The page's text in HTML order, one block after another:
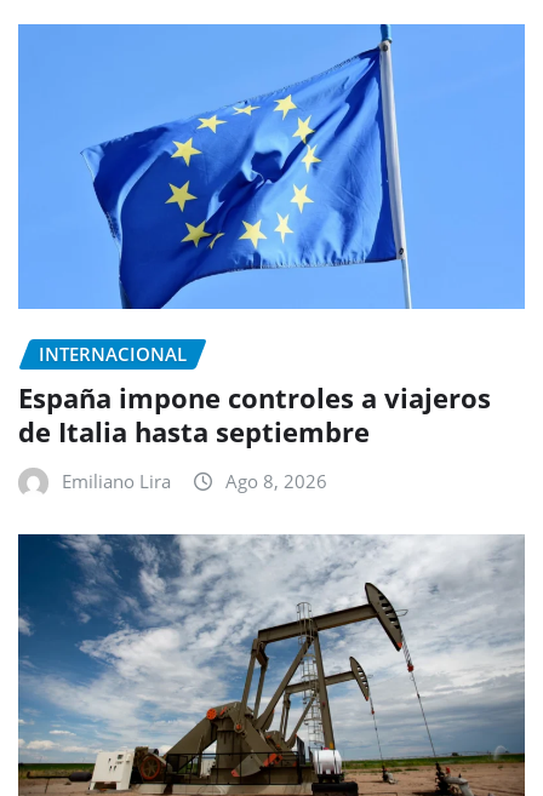
INTERNACIONAL
España impone controles a viajeros
de Italia hasta septiembre
Emiliano Lira Ago 8, 2026